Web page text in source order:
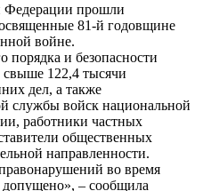
Федерации прошли
81-й годовщине
войне.
порядка и безопасности
свыше 122,4 тысячи
дел, а также
службы войск национальной
работники частных
общественных
направленности.
во время
– сообщила